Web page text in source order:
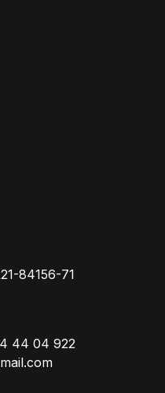
84156-71
44 04 922